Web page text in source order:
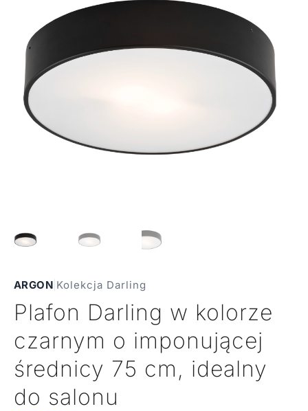
ARGON Kolekcja Darling
Plafon Darling w kolorze
czarnym o imponującej
średnicy 75 cm, idealny
do salonu